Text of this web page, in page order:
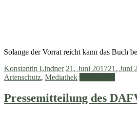
Solange der Vorrat reicht kann das Buch
Konstantin Lindner 21. Juni 201721. Juni
Artenschutz, Mediathek
Pressemitteilung des